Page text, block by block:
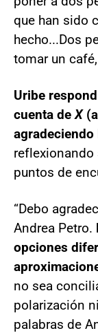
que han sido
hecho...Dos
tomar un
Uribe
cuenta deX
agradeciendo
puntos de
“Debo
Andrea Petro.
opciones
no sea
polarización
palabras de